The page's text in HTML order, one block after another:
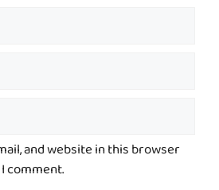
and website in this browser
comment.